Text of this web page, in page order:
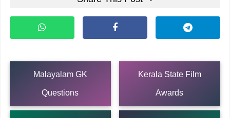
Malayalam GK
Questions
Kerala State Film
Awards